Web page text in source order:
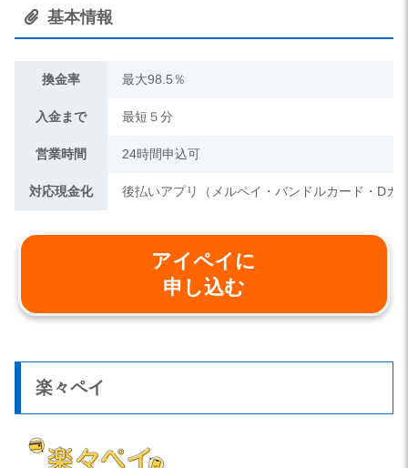
基本情報
換金率 最大98.5％
入金まで 最短５分
営業時間 24時間申込可
対応現金化 後払いアプリ（メルペイ・バンドルカード・Dカ
アイペイに
申し込む
楽々ペイ